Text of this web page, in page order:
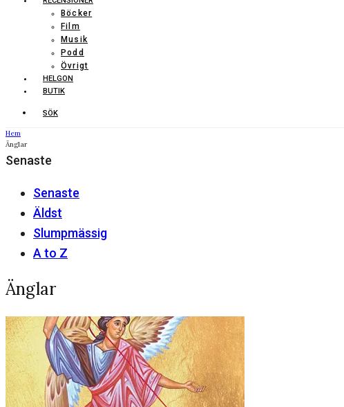
Böcker
Film
Musik
Podd
Övrigt
HELGON
BUTIK
SÖK
Hem
Änglar
Senaste
Senaste
Äldst
Slumpmässig
A to Z
Änglar